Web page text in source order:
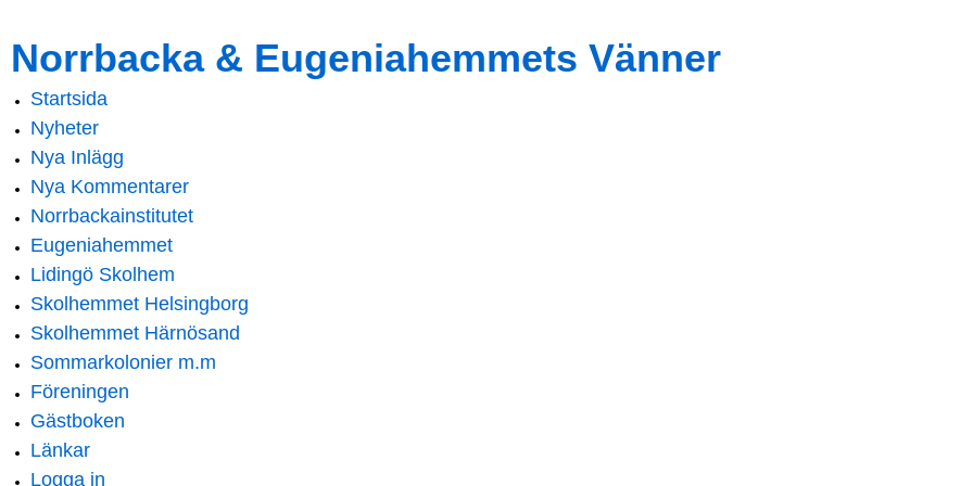
main
content
navigation
Norrbacka & Eugeniahemmets Vänner
Main menu
Startsida
Nyheter
Nya Inlägg
Nya Kommentarer
Norrbackainstitutet
Eugeniahemmet
Lidingö Skolhem
Skolhemmet Helsingborg
Skolhemmet Härnösand
Sommarkolonier m.m
Föreningen
Gästboken
Länkar
Logga in